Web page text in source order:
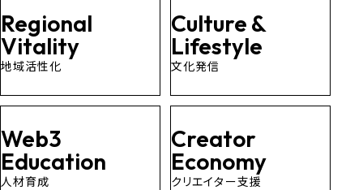
Regional
Vitality
地域活性化
Culture &
Lifestyle
文化発信
Web3
Education
人材育成
Creator
Economy
クリエイター支援